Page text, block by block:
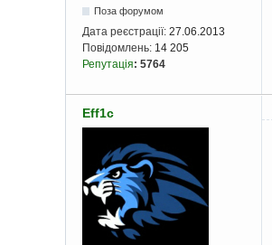
Поза форумом
Дата реєстрації: 27.06.2013
Повідомлень: 14 205
Репутація: 5764
Eff1c